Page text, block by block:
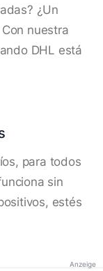
¿Un
nuestra
DHL está
para todos
sin
estés
Anzeige